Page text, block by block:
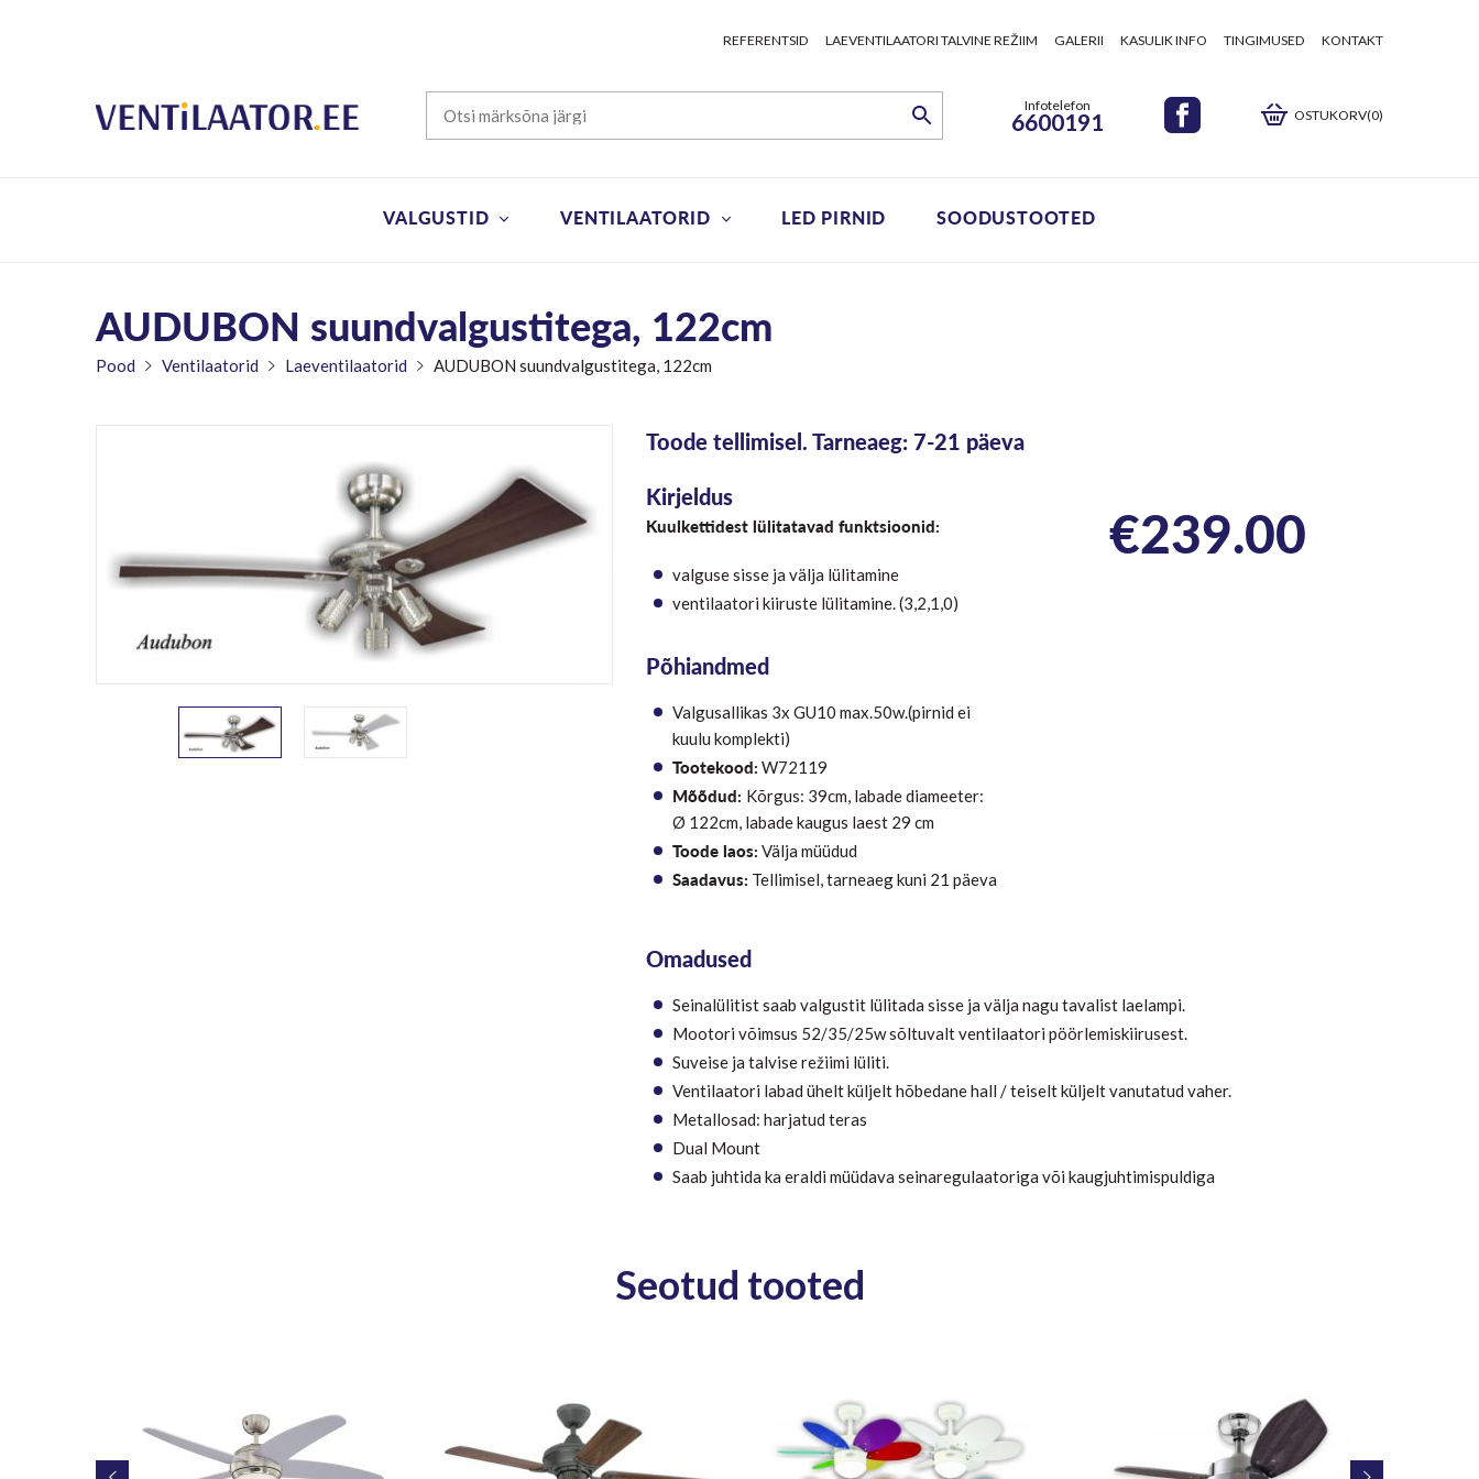
REFERENTSID LAEVENTILAATORI TALVINE REŽIIM GALERII KASULIK INFO TINGIMUSED KONTAKT
Infotelefon
6600191 OSTUKORV(0)
VALGUSTID VENTILAATORID LED PIRNID SOODUSTOOTED
AUDUBON suundvalgustitega, 122cm
Pood Ventilaatorid Laeventilaatorid AUDUBON suundvalgustitega, 122cm
Toode tellimisel. Tarneaeg: 7-21 päeva
Kirjeldus
Kuulkettidest lülitatavad funktsioonid:
valguse sisse ja välja lülitamine
ventilaatori kiiruste lülitamine. (3,2,1,0)
Põhiandmed
Valgusallikas 3x GU10 max.50w.(pirnid ei
kuulu komplekti)
Tootekood: W72119
Mõõdud: Kõrgus: 39cm, labade diameeter:
Ø 122cm, labade kaugus laest 29 cm
Toode laos: Välja müüdud
Saadavus: Tellimisel, tarneaeg kuni 21 päeva
€239.00
Omadused
Seinalülitist saab valgustit lülitada sisse ja välja nagu tavalist laelampi.
Mootori võimsus 52/35/25w sõltuvalt ventilaatori pöörlemiskiirusest.
Suveise ja talvise režiimi lüliti.
Ventilaatori labad ühelt küljelt hõbedane hall / teiselt küljelt vanutatud vaher.
Metallosad: harjatud teras
Dual Mount
Saab juhtida ka eraldi müüdava seinaregulaatoriga või kaugjuhtimispuldiga
Seotud tooted